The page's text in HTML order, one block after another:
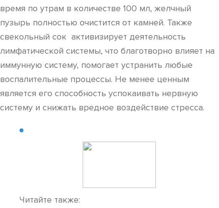
время по утрам в количестве 100 мл, желчный
пузырь полностью очистится от камней. Также
свекольный сок активизирует деятельность
лимфатической системы, что благотворно влияет на
иммунную систему, помогает устранить любые
воспалительные процессы. Не менее ценным
является его способность успокаивать нервную
систему и снижать вредное воздействие стресса.
Читайте также: